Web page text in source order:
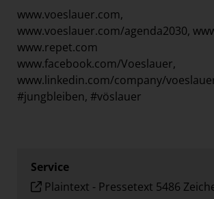
www.voeslauer.com,
www.voeslauer.com/agenda2030,
www.repet.com
www.facebook.com/Voeslauer,
www.linkedin.com/company/
#jungbleiben, #vöslauer
Service
Plaintext - Pressetext 5486